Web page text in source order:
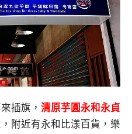
插旗， 清原芋圓永和永貞
附近有永和比漾百貨，樂